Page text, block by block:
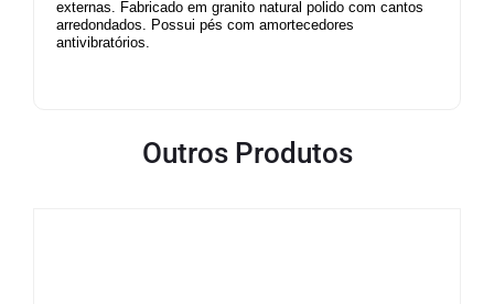
externas. Fabricado em granito natural polido com cantos
arredondados. Possui pés com amortecedores
antivibratórios.
Outros Produtos